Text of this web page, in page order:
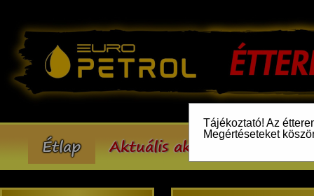
Tájékoztató! Az
Megértéseteket
Étlap Aktuális akcióink